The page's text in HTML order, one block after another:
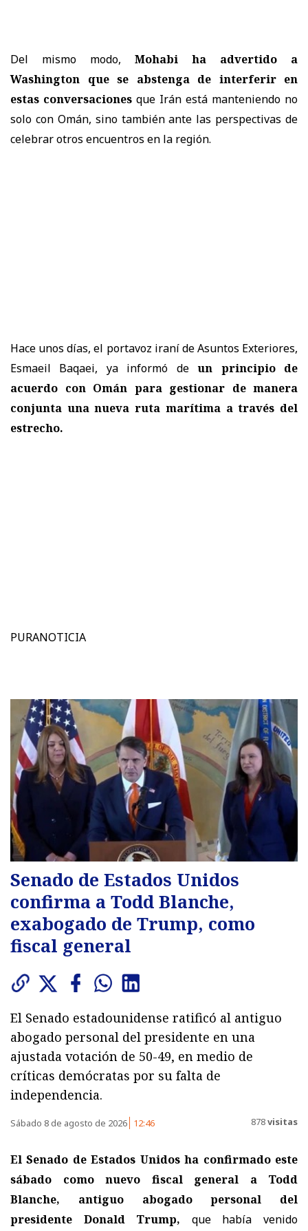
Del mismo modo, Mohabi ha advertido a
Washington que se abstenga de interferir en
estas conversaciones que Irán está manteniendo no
solo con Omán, sino también ante las perspectivas de
celebrar otros encuentros en la región.
Hace unos días, el portavoz iraní de Asuntos Exteriores,
Esmaeil Baqaei, ya informó deun principio de
acuerdo con Omán para gestionar de manera
conjunta una nueva ruta marítima a través del
estrecho.
PURANOTICIA
Senado de Estados Unidos
confirma a Todd Blanche,
exabogado de Trump, como
fiscal general
El Senado estadounidense ratificó al antiguo
abogado personal del presidente en una
ajustada votación de 50-49, en medio de
críticas demócratas por su falta de
independencia.
Sábado 8 de agosto de 2026 12:46 878visitas
El Senado de Estados Unidos ha confirmado este
sábado como nuevo fiscal general a Todd
Blanche, antiguo abogado personal del
presidente Donald Trump, que había venido